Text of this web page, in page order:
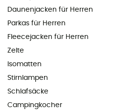
Daunenjacken für Herren
Parkas für Herren
Fleecejacken für Herren
Zelte
Isomatten
Stirnlampen
Schlafsäcke
Campingkocher